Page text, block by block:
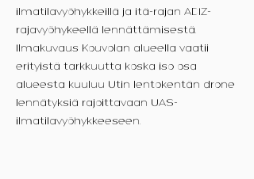
ilmatilavyöhykkeillä ja itä-rajan ADIZ-
rajavyöhykeellä lennättämisestä.
Ilmakuvaus Kouvolan alueella vaatii
erityistä tarkkuutta koska iso osa
alueesta kuuluu Utin lentokentän drone
lennätyksiä rajoittavaan UAS-
ilmatilavyöhykkeeseen.